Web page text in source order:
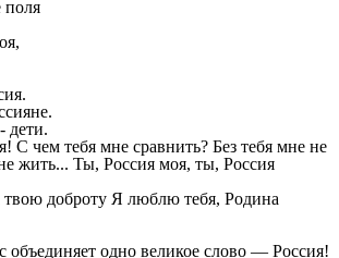
дети.
С чем тебя мне сравнить? Без тебя мне не
жить... Ты, Россия моя, ты, Россия
твою доброту Я люблю тебя, Родина
объединяет одно великое слово — Россия!